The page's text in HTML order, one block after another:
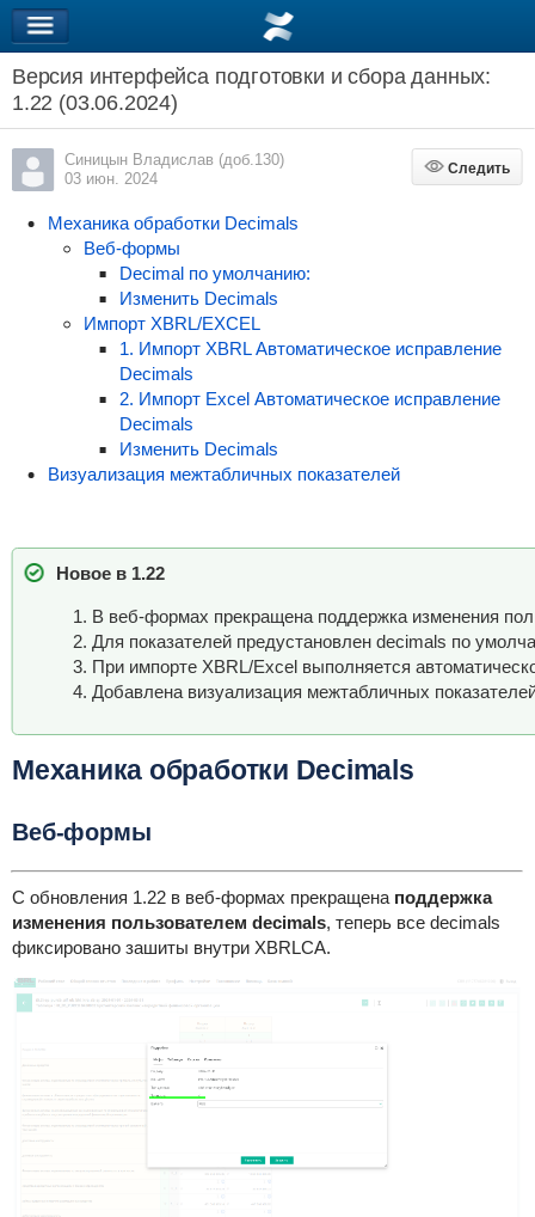
Версия интерфейса подготовки и сбора данных:
1.22 (03.06.2024)
Синицын Владислав (доб.130)
03 июн. 2024
Следить
Следить
Механика обработки Decimals
Веб-формы
Decimal по умолчанию:
Изменить Decimals
Импорт XBRL/EXCEL
1. Импорт XBRL Автоматическое исправление
Decimals
2. Импорт Excel Автоматическое исправление
Decimals
Изменить Decimals
Визуализация межтабличных показателей
Новое в 1.22
В веб-формах прекращена поддержка изменения
Для показателей предустановлен decimals по
При импорте XBRL/Excel выполняется
Добавлена визуализация межтабличных
Механика обработки Decimals
Веб-формы
С обновления 1.22 в веб-формах прекращена поддержка
изменения пользователем decimals, теперь все decimals
фиксировано зашиты внутри XBRLCA.